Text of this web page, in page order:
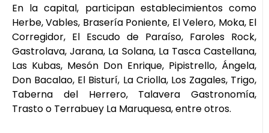
En la capital, participan establecimientos como
Herbe, Vables, Brasería Poniente, El Velero, Moka, El
Corregidor, El Escudo de Paraíso, Faroles Rock,
Gastrolava, Jarana, La Solana, La Tasca Castellana,
Las Kubas, Mesón Don Enrique, Pipistrello, Ángela,
Don Bacalao, El Bisturí, La Criolla, Los Zagales, Trigo,
Taberna del Herrero, Talavera Gastronomía,
Trasto o Terrabuey La Maruquesa, entre otros.